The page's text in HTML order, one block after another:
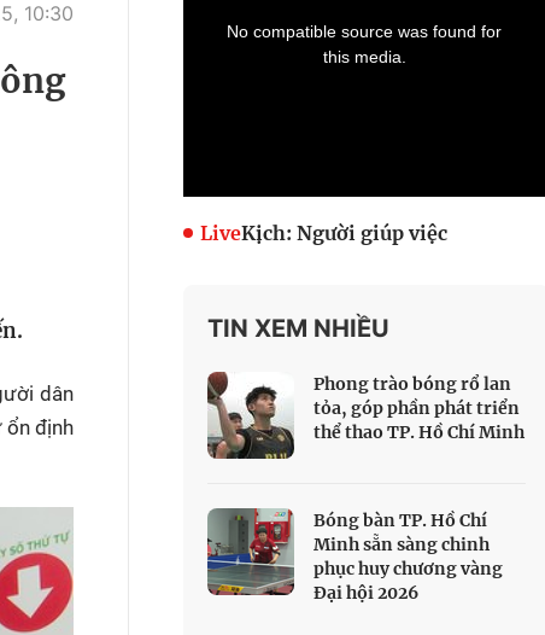
đua xe đạp
đua offroad
Doanh nhân Sài
Gòn
10:30
dân
ổn định
LiveKịch: Người giúp việc
TIN XEM NHIỀU
Phong trào bóng rổ lan
tỏa, góp phần phát triển
thể thao TP. Hồ Chí Minh
Bóng bàn TP. Hồ Chí
Minh sẵn sàng chinh
phục huy chương vàng
Đại hội 2026